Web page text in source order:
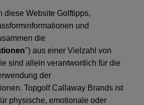
diese Website Golftipps,
und
die
") aus einer Vielzahl von
sind allein verantwortlich für die
der
Topgolf Callaway Brands ist
physische, emotionale oder